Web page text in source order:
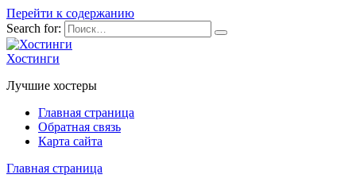
Перейти к содержанию
Search for:
Хостинги
Лучшие хостеры
Главная страница
Обратная связь
Карта сайта
Главная страница